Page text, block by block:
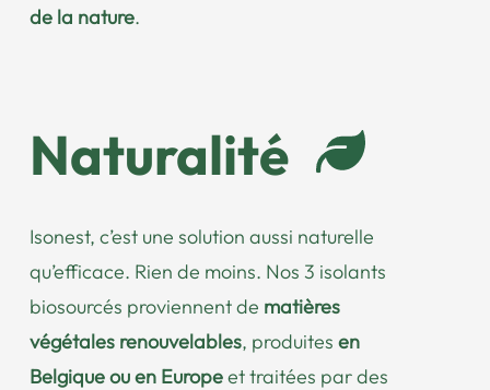
de la nature.
Naturalité
Isonest, c’est une solution aussi naturelle
qu’efficace. Rien de moins. Nos 3 isolants
biosourcés proviennent de matières
végétales renouvelables, produites en
Belgique ou en Europeet traitées par des